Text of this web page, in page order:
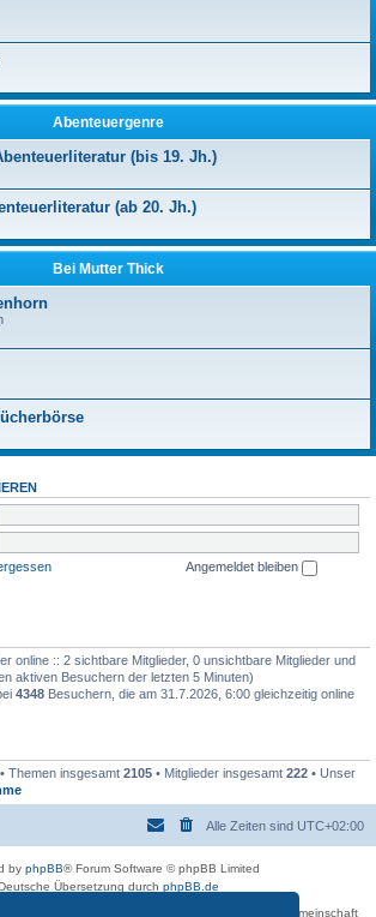
Abenteuergenre
(bis 19. Jh.)
(ab 20. Jh.)
Bei Mutter Thick
Angemeldet bleiben
online :: 2 sichtbare Mitglieder, 0 unsichtbare Mitglieder und
aktiven Besuchern der letzten 5 Minuten)
4348 Besuchern, die am 31.7.2026, 6:00 gleichzeitig online
• Themen insgesamt 2105 • Mitglieder insgesamt 222 • Unser
Alle Zeiten sind UTC+02:00
by phpBB® Forum Software © phpBB Limited
Übersetzung durch phpBB.de
Karl-May-Vereinigung – Arbeits- und Forschungsgemeinschaft